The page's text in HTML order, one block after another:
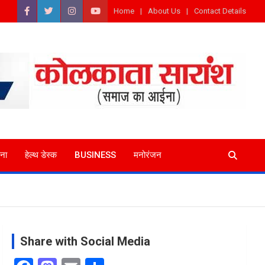
Home About Us Contact Details
हेल्थ डेस्क BUSINESS मनोरंजन
Share with Social Media